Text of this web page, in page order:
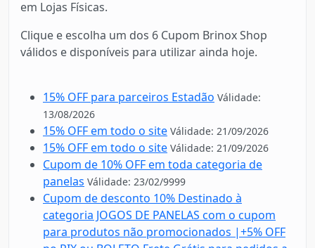
em Lojas Físicas.
Clique e escolha um dos 6 Cupom Brinox Shop
válidos e disponíveis para utilizar ainda hoje.
15% OFF para parceiros Estadão Válidade:
13/08/2026
15% OFF em todo o site Válidade: 21/09/2026
15% OFF em todo o site Válidade: 21/09/2026
Cupom de 10% OFF em toda categoria de
panelas Válidade: 23/02/9999
Cupom de desconto 10% Destinado à
categoria JOGOS DE PANELAS com o cupom
para produtos não promocionados |+5% OFF